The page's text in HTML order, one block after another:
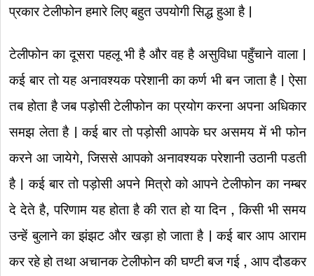
प्रकार टेलीफोन हमारे लिए बहुत उपयोगी सिद्ध हुआ है |
टेलीफोन का दूसरा पहलू भी है और वह है असुविधा पहुँचाने वाला |
कई बार तो यह अनावश्यक परेशानी का कर्ण भी बन जाता है | ऐसा
तब होता है जब पड़ोसी टेलीफोन का प्रयोग करना अपना अधिकार
समझ लेता है | कई बार तो पड़ोसी आपके घर असमय में भी फोन
करने आ जायेगे, जिससे आपको अनावश्यक परेशानी उठानी पडती
है | कई बार तो पड़ोसी अपने मित्रो को आपने टेलीफोन का नम्बर
दे देते है, परिणाम यह होता है की रात हो या दिन , किसी भी समय
उन्हें बुलाने का झंझट और खड़ा हो जाता है | कई बार आप आराम
कर रहे हो तथा अचानक टेलीफोन की घण्टी बज गई , आप दौडकर